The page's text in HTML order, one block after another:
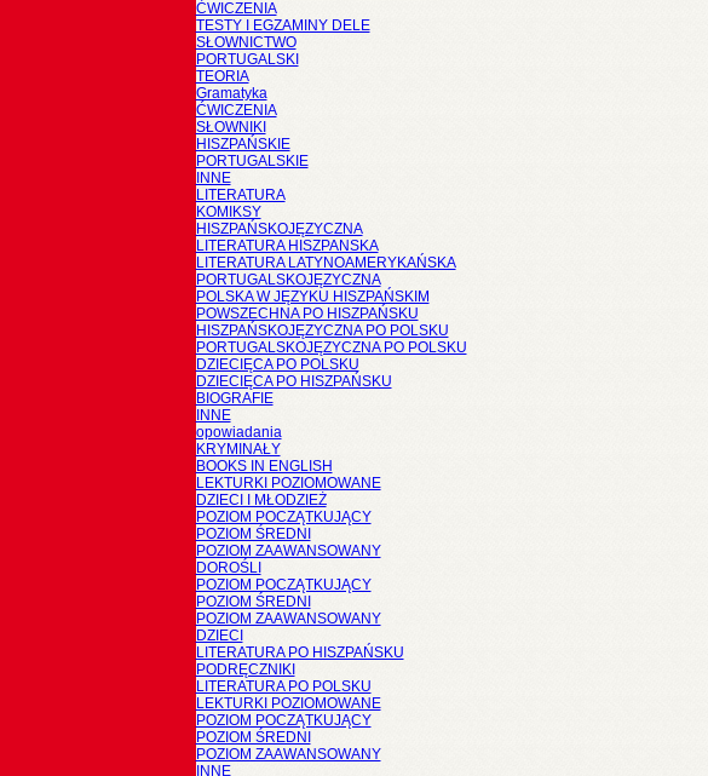
ĆWICZENIA
TESTY I EGZAMINY DELE
SŁOWNICTWO
PORTUGALSKI
TEORIA
Gramatyka
ĆWICZENIA
SŁOWNIKI
HISZPAŃSKIE
PORTUGALSKIE
INNE
LITERATURA
KOMIKSY
HISZPAŃSKOJĘZYCZNA
LITERATURA HISZPANSKA
LITERATURA LATYNOAMERYKAŃSKA
PORTUGALSKOJĘZYCZNA
POLSKA W JĘZYKU HISZPAŃSKIM
POWSZECHNA PO HISZPAŃSKU
HISZPAŃSKOJĘZYCZNA PO POLSKU
PORTUGALSKOJĘZYCZNA PO POLSKU
DZIECIĘCA PO POLSKU
DZIECIĘCA PO HISZPAŃSKU
BIOGRAFIE
INNE
opowiadania
KRYMINAŁY
BOOKS IN ENGLISH
LEKTURKI POZIOMOWANE
DZIECI I MŁODZIEŻ
POZIOM POCZĄTKUJĄCY
POZIOM ŚREDNI
POZIOM ZAAWANSOWANY
DOROŚLI
POZIOM POCZĄTKUJĄCY
POZIOM ŚREDNI
POZIOM ZAAWANSOWANY
DZIECI
LITERATURA PO HISZPAŃSKU
PODRĘCZNIKI
LITERATURA PO POLSKU
LEKTURKI POZIOMOWANE
POZIOM POCZĄTKUJĄCY
POZIOM ŚREDNI
POZIOM ZAAWANSOWANY
INNE